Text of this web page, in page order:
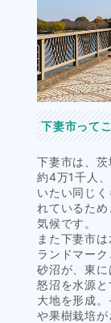
下妻市って
下妻市は、
約4万1千人
いたい同じ
れているた
気候です。
また下妻市
ランドマー
砂沼が、東
怒沼を水源
大地を形成
や果樹栽培が